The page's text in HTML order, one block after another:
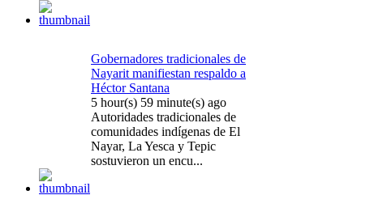
Gobernadores tradicionales de
Nayarit manifiestan respaldo a
Héctor Santana
5 hour(s) 59 minute(s) ago
Autoridades tradicionales de
comunidades indígenas de El
Nayar, La Yesca y Tepic
sostuvieron un encu...